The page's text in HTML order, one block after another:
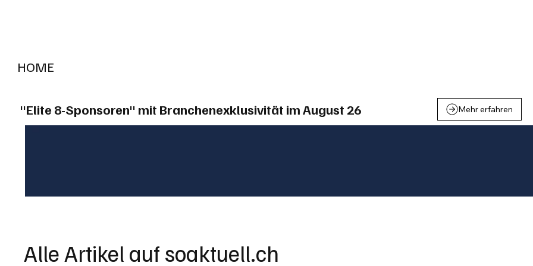
HOME
"Elite 8-Sponsoren" mit Branchenexklusivität im August 26 Mehr erfahren
Alle Artikel auf soaktuell.ch